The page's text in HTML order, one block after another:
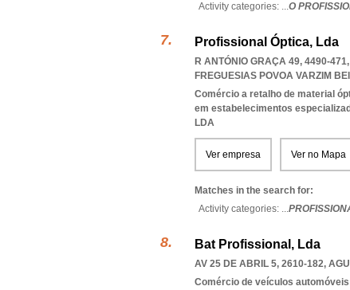
Activity categories: ...O
Profissional Óptica, Lda
R ANTÓNIO GRAÇA 49, 4490-
FREGUESIAS POVOA VARZIM
Comércio a retalho de material
em estabelecimentos
LDA
Ver empresa Ver no Mapa
Matches in the search for:
Activity categories: ...
Bat Profissional, Lda
AV 25 DE ABRIL 5, 2610-182,
Comércio de veículos